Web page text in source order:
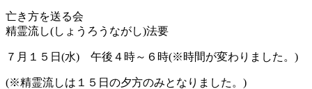
亡き方を送る会
精霊流し(しょうろうながし)法要
７月１５日(水) 午後４時～６時(※時間が変わりました。)
(※精霊流しは１５日の夕方のみとなりました。)